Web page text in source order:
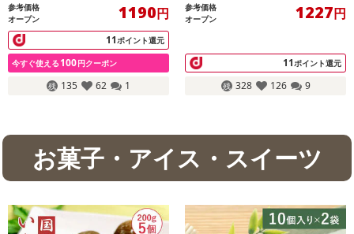
参考価格
オープン
1190円
11ポイント還元
今すぐ使える 100円クーポン
135 62 1
参考価格
オープン
1227円
11ポイント還元
328 126 9
お菓子・アイス・スイーツ